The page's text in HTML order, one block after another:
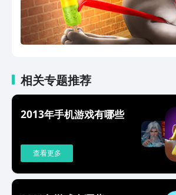
相关专题推荐
2013年手机游戏有哪些
查看更多